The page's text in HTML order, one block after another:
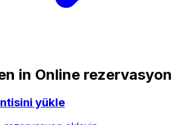
in Online rezervasyon
yükle